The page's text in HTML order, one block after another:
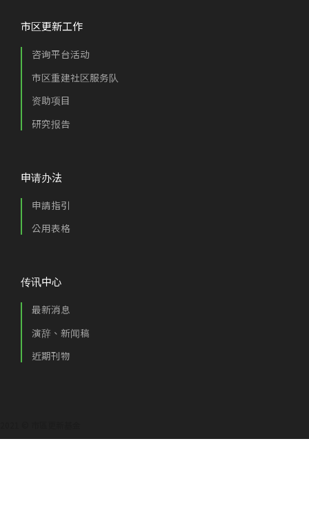
市区更新工作
咨询平台活动
市区重建社区服务队
资助项目
研究报告
申请办法
申請指引
公用表格
传讯中心
最新消息
演辞、新闻稿
近期刊物